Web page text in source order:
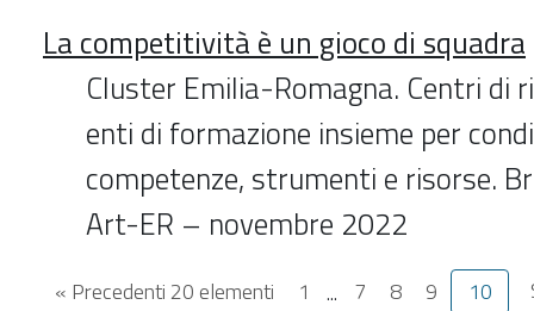
La competitività è un gioco di squadra
Cluster Emilia-Romagna. Centri di
enti di formazione insieme per
competenze, strumenti e risorse.
Art-ER – novembre 2022
« Precedenti 20 elementi 1 ... 7 8 9
10